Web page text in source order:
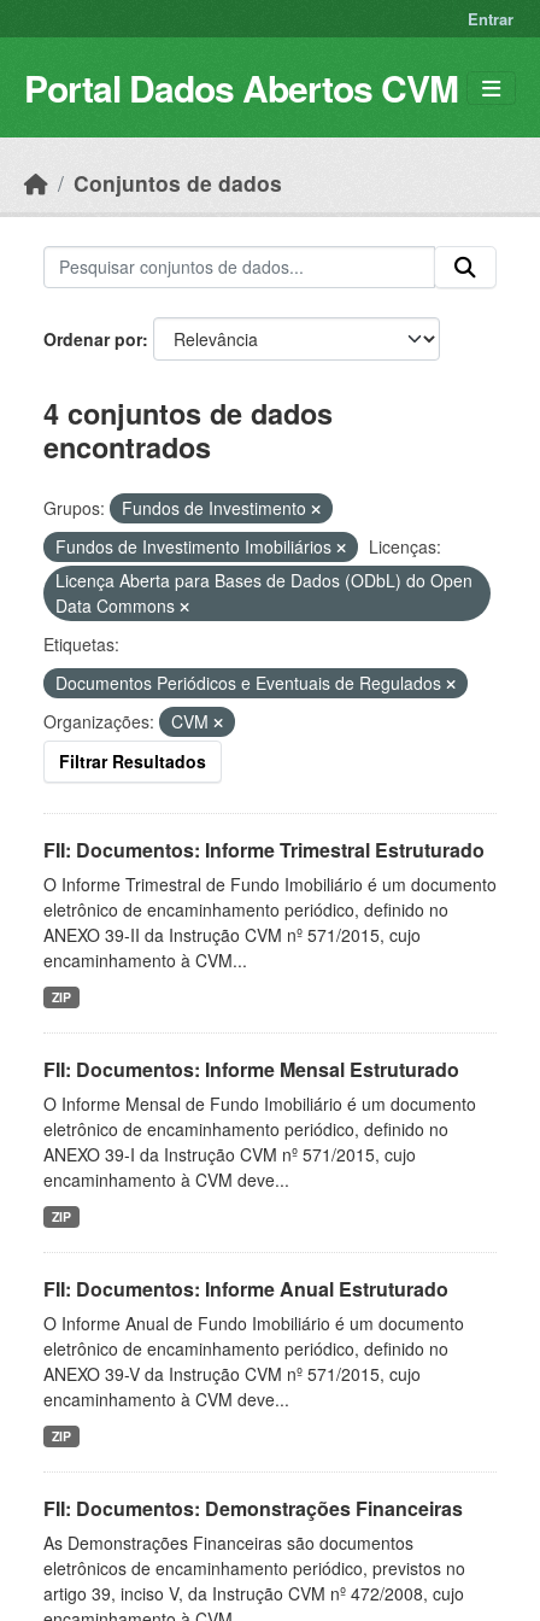
Entrar
Portal Dados Abertos CVM
Conjuntos de dados
Ordenar por
4 conjuntos de dados
encontrados
Grupos:
Fundos de Investimento
Fundos de Investimento Imobiliários
Licenças:
Licença Aberta para Bases de Dados (ODbL) do Open
Data Commons
Etiquetas:
Documentos Periódicos e Eventuais de Regulados
Organizações:
CVM
Filtrar Resultados
FII: Documentos: Informe Trimestral Estruturado
O Informe Trimestral de Fundo Imobiliário é um documento
eletrônico de encaminhamento periódico, definido no
ANEXO 39-II da Instrução CVM nº 571/2015, cujo
encaminhamento à CVM...
ZIP
FII: Documentos: Informe Mensal Estruturado
O Informe Mensal de Fundo Imobiliário é um documento
eletrônico de encaminhamento periódico, definido no
ANEXO 39-I da Instrução CVM nº 571/2015, cujo
encaminhamento à CVM deve...
ZIP
FII: Documentos: Informe Anual Estruturado
O Informe Anual de Fundo Imobiliário é um documento
eletrônico de encaminhamento periódico, definido no
ANEXO 39-V da Instrução CVM nº 571/2015, cujo
encaminhamento à CVM deve...
ZIP
FII: Documentos: Demonstrações Financeiras
As Demonstrações Financeiras são documentos
eletrônicos de encaminhamento periódico, previstos no
artigo 39, inciso V, da Instrução CVM nº 472/2008, cujo